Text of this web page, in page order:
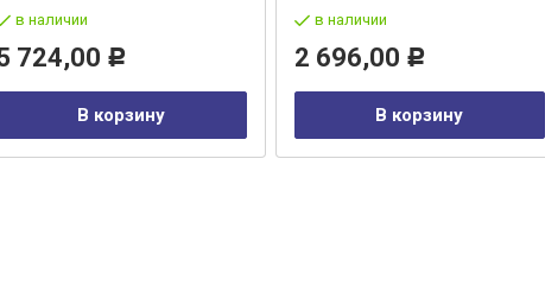
в наличии
724,00 Р
В корзину
в наличии
2 696,00 Р
В корзину